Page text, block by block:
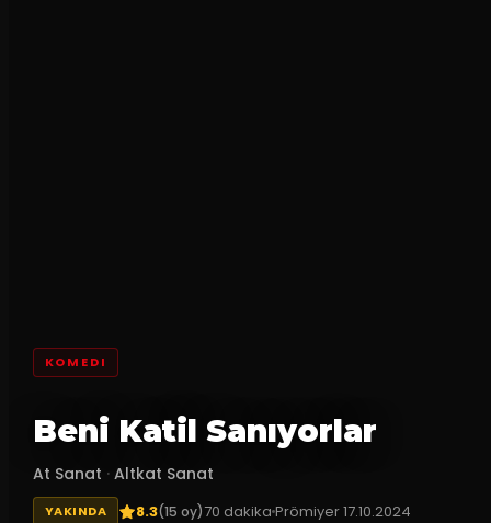
KOMEDI
Beni Katil Sanıyorlar
At Sanat · Altkat Sanat
YAKINDA 8.3(15 oy)70 dakikaPrömiyer17.10.2024